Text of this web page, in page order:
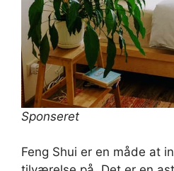
Sponseret
Feng Shui er en måde at